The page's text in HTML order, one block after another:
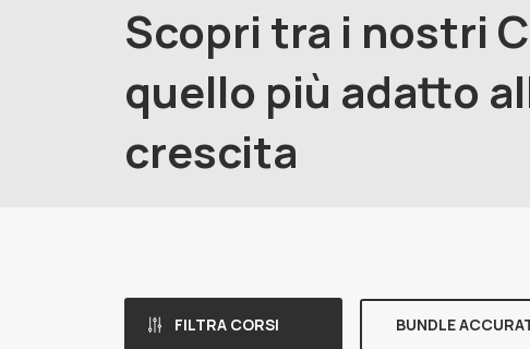
Scopri tra i nostri
quello più adatto
crescita
FILTRA CORSI BUNDLE